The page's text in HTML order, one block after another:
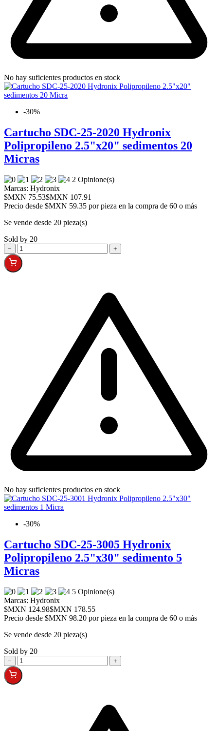
No hay suficientes productos en stock
-30%
Cartucho SDC-25-2020 Hydronix
Polipropileno 2.5"x20" sedimentos 20
Micras
2 Opinione(s)
Marcas: Hydronix
$MXN 75.53$MXN 107.91
Precio desde $MXN 59.35 por pieza en la compra de 60 o más
Se vende desde 20 pieza(s)
Sold by 20
− +
No hay suficientes productos en stock
-30%
Cartucho SDC-25-3005 Hydronix
Polipropileno 2.5"x30" sedimento 5
Micras
5 Opinione(s)
Marcas: Hydronix
$MXN 124.98$MXN 178.55
Precio desde $MXN 98.20 por pieza en la compra de 60 o más
Se vende desde 20 pieza(s)
Sold by 20
− +